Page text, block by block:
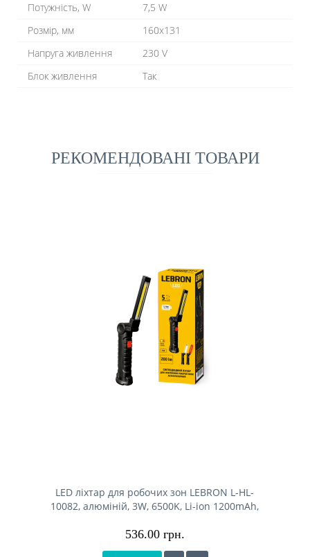
Потужність, W
7,5 W
Розмір, мм
160x131
Напруга живлення
230 V
Блок живлення
Так
РЕКОМЕНДОВАНІ ТОВАРИ
LED ліхтар для робочих зон LEBRON L-HL-
10082, алюміній, 3W, 6500K, Li-ion 1200mAh,
536.00 грн.